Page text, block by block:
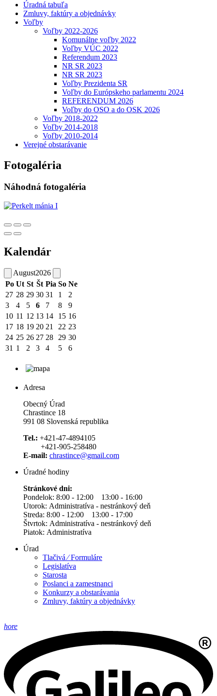
Úradná tabuľa
Zmluvy, faktúry a objednávky
Voľby
Voľby 2022-2026
Komunálne voľby 2022
Voľby VÚC 2022
Referendum 2023
NR SR 2023
NR SR 2023
Voľby Prezidenta SR
Voľby do Európskeho parlamentu 2024
REFERENDUM 2026
Voľby do OSO a do OSK 2026
Voľby 2018-2022
Voľby 2014-2018
Voľby 2010-2014
Verejné obstarávanie
Fotogaléria
Náhodná fotogaléria
Kalendár
August2026
Po Ut St Št Pia So Ne
27 28 29 30 31 1
2
3
4 5 6 7 8
9
10 11 12 13 14 15 16
17 18 19 20 21 22 23
24 25 26 27 28 29 30
31 1 2 3 4 5 6
Adresa
Obecný Úrad
Chrastince 18
991 08 Slovenská republika
Tel.: +421-47-4894105
+421-905-258480
E-mail: chrastince@gmail.com
Úradné hodiny
Stránkové dni:
Pondelok: 8:00 - 12:00 13:00 - 16:00
Utorok: Administratíva - nestránkový deň
Streda: 8:00 - 12:00 13:00 - 17:00
Štvrtok: Administratíva - nestránkový deň
Piatok: Administratíva
Úrad
Tlačivá ⁄ Formuláre
Legislatíva
Starosta
Poslanci a zamestnanci
Konkurzy a obstarávania
Zmluvy, faktúry a objednávky
hore